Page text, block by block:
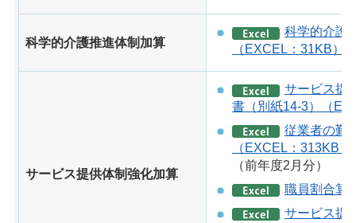
科学的介護推進体制加算
科学的介護
（EXCEL：31KB）
サービス提供体制強化加算
サービス提
書（別紙14-3）（
従業者の勤
（EXCEL：313KB）
（前年度2月分）
職員割合算
サービス提